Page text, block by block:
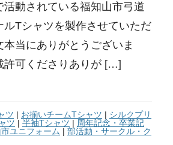
動されている福知山市弓道
Tシャツを製作させていただ
当にありがとうございま
許可くださりありが […]
ツ | お揃いチームTシャツ | シルクプリ
ツ | 半袖Tシャツ | 周年記念・卒業記
ユニフォーム | 部活動・サークル・ク